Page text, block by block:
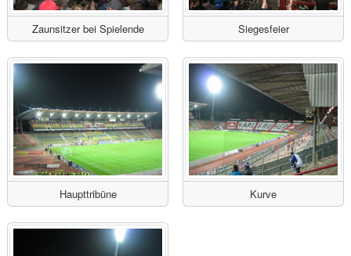
Zaunsitzer bei Spielende Siegesfeier
Haupttribüne Kurve